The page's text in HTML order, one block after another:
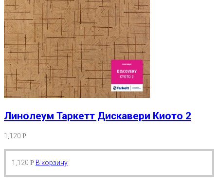
Линолеум Таркетт Дискавери Киото 2
1,120 Р
1,120 Р В корзину